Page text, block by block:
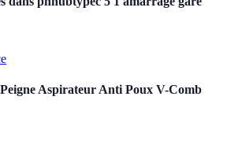
Aspirateur Anti Poux V-Comb